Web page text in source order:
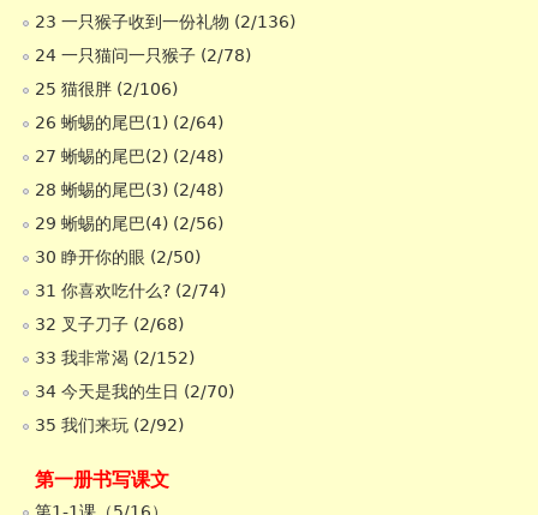
23 一只猴子收到一份礼物 (2/136)
24 一只猫问一只猴子 (2/78)
25 猫很胖 (2/106)
26 蜥蜴的尾巴(1) (2/64)
27 蜥蜴的尾巴(2) (2/48)
28 蜥蜴的尾巴(3) (2/48)
29 蜥蜴的尾巴(4) (2/56)
30 睁开你的眼 (2/50)
31 你喜欢吃什么? (2/74)
32 叉子刀子 (2/68)
33 我非常渴 (2/152)
34 今天是我的生日 (2/70)
35 我们来玩 (2/92)
第一册书写课文